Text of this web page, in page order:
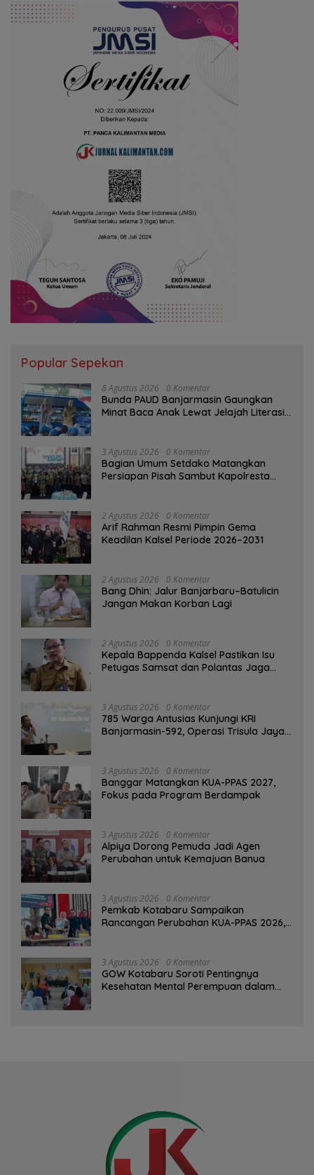
Popular Sepekan
8 Agustus 2026 0 Komentar
Bunda PAUD Banjarmasin Gaungkan
Minat Baca Anak Lewat Jelajah Literasi
3 Agustus 2026 0 Komentar
Bagian Umum Setdako Matangkan
Persiapan Pisah Sambut Kapolresta
2 Agustus 2026 0 Komentar
Arif Rahman Resmi Pimpin Gema
Keadilan Kalsel Periode 2026–2031
2 Agustus 2026 0 Komentar
Bang Dhin: Jalur Banjarbaru–Batulicin
Jangan Makan Korban Lagi
2 Agustus 2026 0 Komentar
Kepala Bappenda Kalsel Pastikan Isu
Petugas Samsat dan Polantas Jaga
3 Agustus 2026 0 Komentar
785 Warga Antusias Kunjungi KRI
Banjarmasin-592, Operasi Trisula Jaya
3 Agustus 2026 0 Komentar
‎Banggar Matangkan KUA-PPAS 2027,
Fokus pada Program Berdampak
3 Agustus 2026 0 Komentar
‎Alpiya Dorong Pemuda Jadi Agen
Perubahan untuk Kemajuan Banua ‎
3 Agustus 2026 0 Komentar
Pemkab Kotabaru Sampaikan
Rancangan Perubahan KUA-PPAS 2026,
3 Agustus 2026 0 Komentar
GOW Kotabaru Soroti Pentingnya
Kesehatan Mental Perempuan dalam